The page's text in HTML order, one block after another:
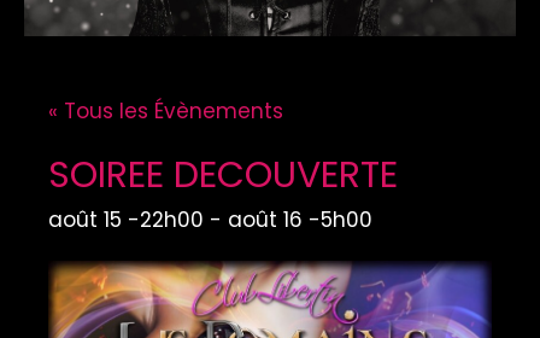
« Tous les Évènements
SOIREE DECOUVERTE
août 15 -22h00 - août 16 -5h00